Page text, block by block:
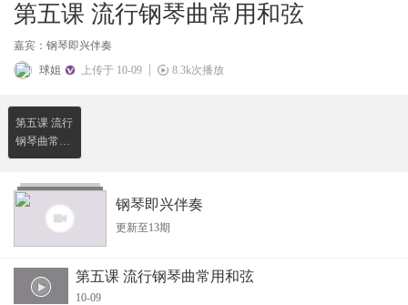
第五课 流行钢琴曲常用和弦
嘉宾：钢琴即兴伴奏
球姐
上传于 10-09 8.3k次播放
第五课 流行
钢琴曲常用
和弦
钢琴即兴伴奏
更新至13期
第五课 流行钢琴曲常用和弦
10-09